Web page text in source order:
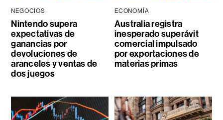
NEGOCIOS
Nintendo supera
expectativas de
ganancias por
devoluciones de
aranceles y ventas de
dos juegos
ECONOMÍA
Australia registra
inesperado superávit
comercial impulsado
por exportaciones de
materias primas